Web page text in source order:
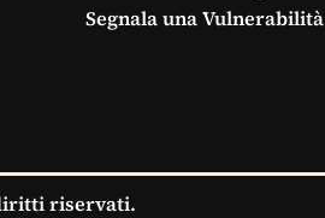
Segnala una Vulnerabilità
riservati.